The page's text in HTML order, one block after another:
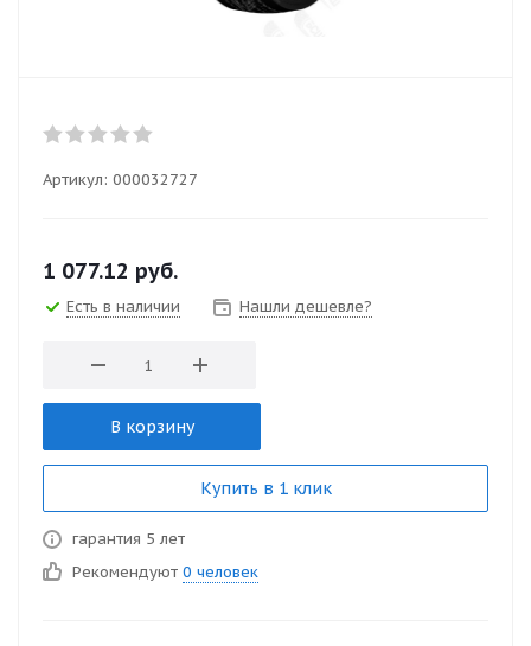
Артикул: 000032727
1 077.12 руб.
Есть в наличии Нашли дешевле?
В корзину
Купить в 1 клик
гарантия 5 лет
Рекомендуют 0 человек